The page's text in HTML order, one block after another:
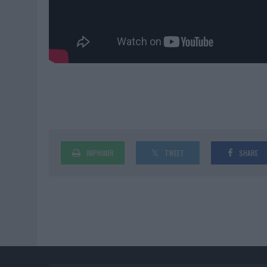
IMPRIMIR TWEET SHARE